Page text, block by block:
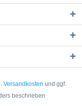
Versandkosten und ggf.
beschrieben